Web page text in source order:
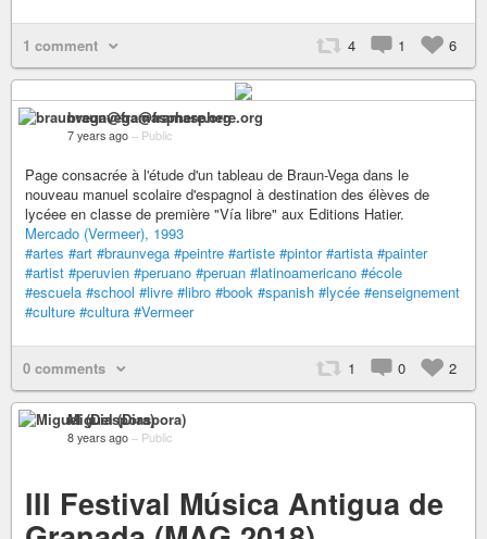
1 comment 4 1 6
braunvega@framasphere.org
7 years ago – Public
Page consacrée à l'étude d'un tableau de Braun-Vega dans le
nouveau manuel scolaire d'espagnol à destination des élèves de
lycéee en classe de première "Vía libre" aux Editions Hatier.
Mercado (Vermeer), 1993
#artes #art #braunvega #peintre #artiste #pintor #artista #painter
#artist #peruvien #peruano #peruan #latinoamericano #école
#escuela #school #livre #libro #book #spanish #lycée #enseignement
#culture #cultura #Vermeer
0 comments 1 0 2
Miguel (Diaspora)
8 years ago – Public
III Festival Música Antigua de